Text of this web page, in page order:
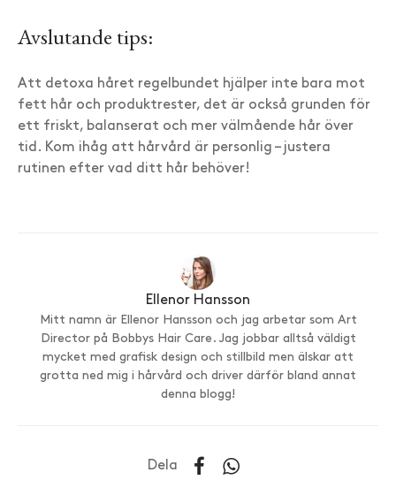
Avslutande tips:
Att detoxa håret regelbundet hjälper inte bara mot
fett hår och produktrester, det är också grunden för
ett friskt, balanserat och mer välmående hår över
tid. Kom ihåg att hårvård är personlig – justera
rutinen efter vad ditt hår behöver!
Ellenor Hansson
Mitt namn är Ellenor Hansson och jag arbetar som Art
Director på Bobbys Hair Care. Jag jobbar alltså väldigt
mycket med grafisk design och stillbild men älskar att
grotta ned mig i hårvård och driver därför bland annat
denna blogg!
Dela